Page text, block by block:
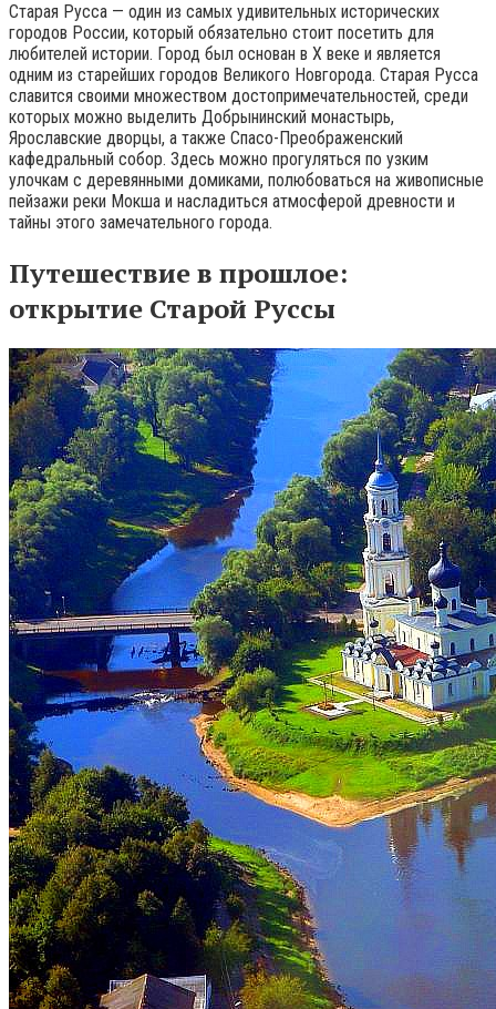
Старая Русса — один из самых удивительных исторических
городов России, который обязательно стоит посетить для
любителей истории. Город был основан в X веке и является
одним из старейших городов Великого Новгорода. Старая Русса
славится своими множеством достопримечательностей, среди
которых можно выделить Добрынинский монастырь,
Ярославские дворцы, а также Спасо-Преображенский
кафедральный собор. Здесь можно прогуляться по узким
улочкам с деревянными домиками, полюбоваться на живописные
пейзажи реки Мокша и насладиться атмосферой древности и
тайны этого замечательного города.
Путешествие в прошлое:
открытие Старой Руссы